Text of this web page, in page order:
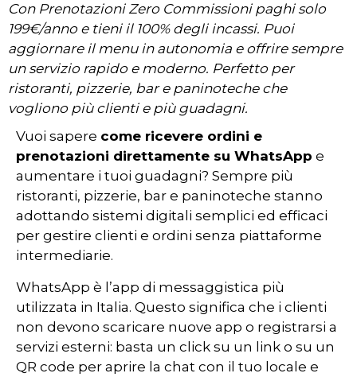
Con Prenotazioni Zero Commissioni paghi solo
199€/anno e tieni il 100% degli incassi. Puoi
aggiornare il menu in autonomia e offrire sempre
un servizio rapido e moderno. Perfetto per
ristoranti, pizzerie, bar e paninoteche che
vogliono più clienti e più guadagni.
Vuoi sapere come ricevere ordini e
prenotazioni direttamente su WhatsApp e
aumentare i tuoi guadagni? Sempre più
ristoranti, pizzerie, bar e paninoteche stanno
adottando sistemi digitali semplici ed efficaci
per gestire clienti e ordini senza piattaforme
intermediarie.
WhatsApp è l’app di messaggistica più
utilizzata in Italia. Questo significa che i clienti
non devono scaricare nuove app o registrarsi a
servizi esterni: basta un click su un link o su un
QR code per aprire la chat con il tuo locale e